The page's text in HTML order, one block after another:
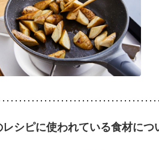
レシピに使われている食材につ